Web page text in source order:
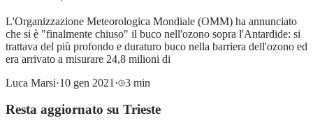
L'Organizzazione Meteorologica Mondiale (OMM) ha annunciato
che si è "finalmente chiuso" il buco nell'ozono sopra l'Antardide: si
trattava del più profondo e duraturo buco nella barriera dell'ozono ed
era arrivato a misurare 24,8 milioni di
Luca Marsi·10 gen 2021 · 3 min
Resta aggiornato su Trieste